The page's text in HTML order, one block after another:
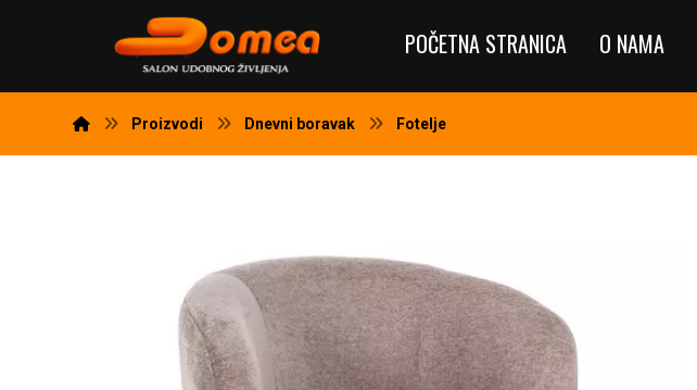
POČETNA STRANICA O NAMA
Proizvodi Dnevni boravak Fotelje